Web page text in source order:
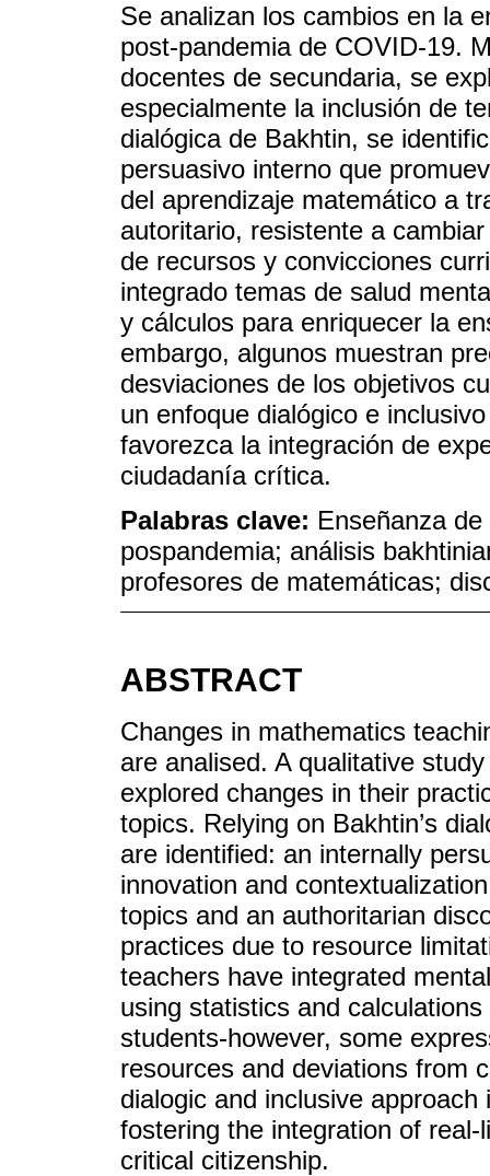
Se analizan los cambios en la
post-pandemia de COVID-19.
docentes de secundaria, se
especialmente la inclusión de
dialógica de Bakhtin, se
persuasivo interno que
del aprendizaje matemático a
autoritario, resistente a
de recursos y convicciones
integrado temas de salud
y cálculos para enriquecer la
embargo, algunos muestran
desviaciones de los objetivos
un enfoque dialógico e
favorezca la integración de
ciudadanía crítica.
Palabras clave: Enseñanza
pospandemia; análisis
profesores de matemáticas;
ABSTRACT
Changes in mathematics
are analised. A qualitative
explored changes in their
topics. Relying on Bakhtin’s
are identified: an internally
innovation and
topics and an authoritarian
practices due to resource
teachers have integrated
using statistics and
students-however, some
resources and deviations from
dialogic and inclusive
fostering the integration of
critical citizenship.